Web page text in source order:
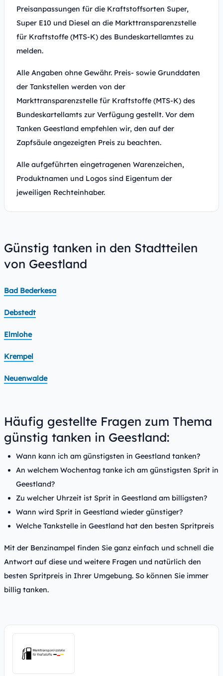
Preisanpassungen für die Kraftstoffsorten Super,
Super E10 und Diesel an die Markttransparenzstelle
für Kraftstoffe (MTS-K) des Bundeskartellamtes zu
melden.
Alle Angaben ohne Gewähr. Preis- sowie Grunddaten
der Tankstellen werden von der
Markttransparenzstelle für Kraftstoffe (MTS-K) des
Bundeskartellamts zur Verfügung gestellt. Vor dem
Tanken Geestland empfehlen wir, den auf der
Zapfsäule angezeigten Preis zu beachten.
Alle aufgeführten eingetragenen Warenzeichen,
Produktnamen und Logos sind Eigentum der
jeweiligen Rechteinhaber.
Günstig tanken in den Stadtteilen
von Geestland
Bad Bederkesa
Debstedt
Elmlohe
Krempel
Neuenwalde
Häufig gestellte Fragen zum Thema
günstig tanken in Geestland:
Wann kann ich am günstigsten in Geestland tanken?
An welchem Wochentag tanke ich am günstigsten Sprit in
Geestland?
Zu welcher Uhrzeit ist Sprit in Geestland am billigsten?
Wann wird Sprit in Geestland wieder günstiger?
Welche Tankstelle in Geestland hat den besten Spritpreis
Mit der Benzinampel finden Sie ganz einfach und schnell die
Antwort auf diese und weitere Fragen und natürlich den
besten Spritpreis in Ihrer Umgebung. So können Sie immer
billig tanken.